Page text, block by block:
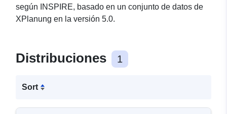
según INSPIRE, basado en un conjunto de datos de
XPlanung en la versión 5.0.
Distribuciones 1
Sort